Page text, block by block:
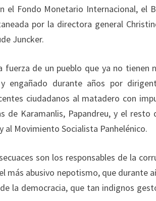
el Fondo Monetario Internacional, el
por la directora general
Juncker.
de un pueblo que ya no tienen
engañado durante años por
ciudadanos al matadero con
de Karamanlis, Papandreu, y el resto
al Movimiento Socialista Panhelénico.
son los responsables de la
más abusivo nepotismo, que durante
la democracia, que tan indignos